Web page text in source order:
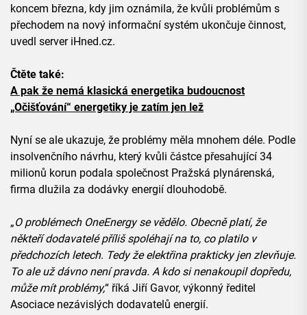
koncem března, kdy jim oznámila, že kvůli problémům s
přechodem na nový informační systém ukončuje činnost,
uvedl server iHned.cz.
Čtěte také:
A pak že nemá klasická energetika budoucnost
„Očišťování“ energetiky je zatím jen lež
Nyní se ale ukazuje, že problémy měla mnohem déle. Podle
insolvenčního návrhu, který kvůli částce přesahující 34
milionů korun podala společnost Pražská plynárenská,
firma dlužila za dodávky energií dlouhodobě.
„O problémech OneEnergy se vědělo. Obecně platí, že
někteří dodavatelé příliš spoléhají na to, co platilo v
předchozích letech. Tedy že elektřina prakticky jen zlevňuje.
To ale už dávno není pravda. A kdo si nenakoupil dopředu,
může mít problémy,“ říká Jiří Gavor, výkonný ředitel
Asociace nezávislých dodavatelů energií.